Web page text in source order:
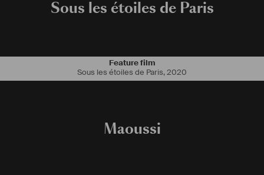
Sous les étoiles de Paris
Feature film
Sous les étoiles de Paris,2020
Maoussi